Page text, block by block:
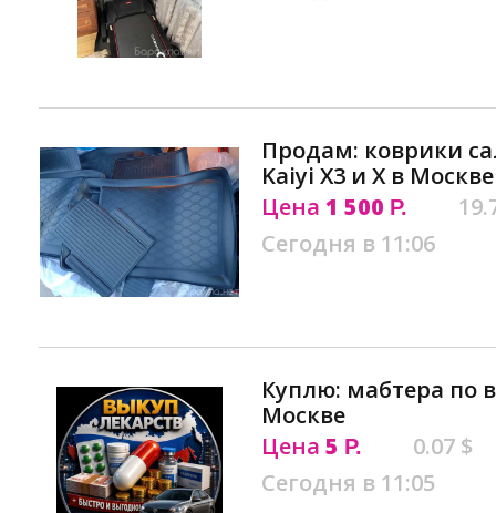
Продам: коврики
Kaiyi X3 и X в Москве
Цена 1 500 Р.
Сегодня в 11:06
Куплю: мабтера по
Москве
Цена 5 Р.
0.07 $
Сегодня в 11:05